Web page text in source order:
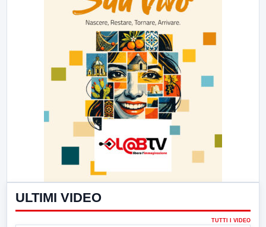
ULTIMI VIDEO
TUTTI I VIDEO